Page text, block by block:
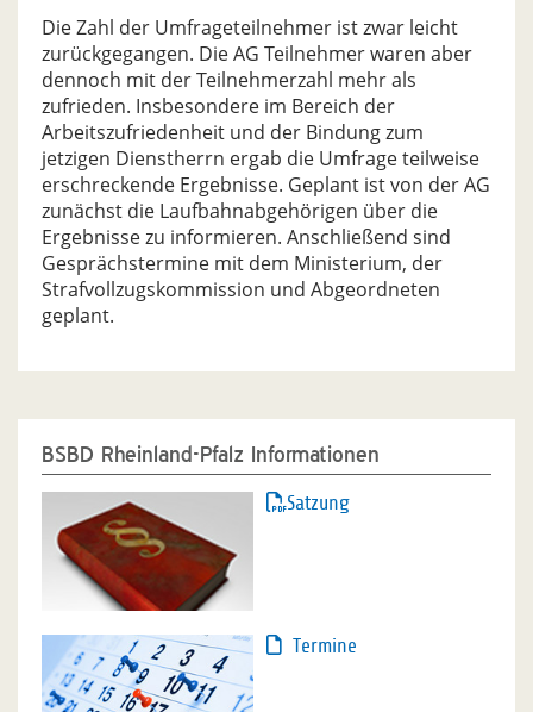
Die Zahl der Umfrageteilnehmer ist zwar leicht
zurückgegangen. Die AG Teilnehmer waren aber
dennoch mit der Teilnehmerzahl mehr als
zufrieden. Insbesondere im Bereich der
Arbeitszufriedenheit und der Bindung zum
jetzigen Dienstherrn ergab die Umfrage teilweise
erschreckende Ergebnisse. Geplant ist von der AG
zunächst die Laufbahnabgehörigen über die
Ergebnisse zu informieren. Anschließend sind
Gesprächstermine mit dem Ministerium, der
Strafvollzugskommission und Abgeordneten
geplant.
BSBD Rheinland-Pfalz Informationen
Satzung
Termine